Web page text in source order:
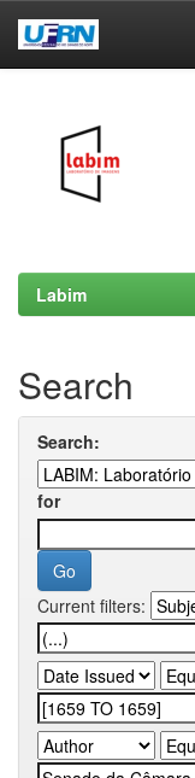
Labim
Search
Search:
for
Current filters: